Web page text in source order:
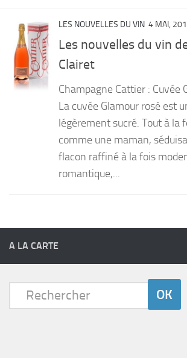
PORTRAITS
LIVRES
PRODUITS
Desserts
LES NOUVELLES DU VIN 4 MAI,
Les nouvelles du vin
Clairet
Champagne Cattier : Cuvée
La cuvée Glamour rosé est
légèrement sucré. Tout à la
comme une maman,
flacon raffiné à la fois
romantique,...
A LA CARTE